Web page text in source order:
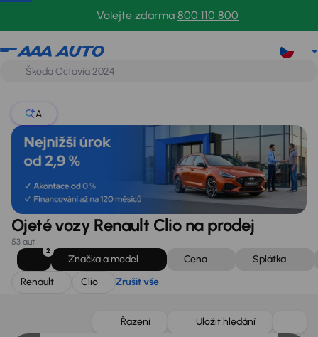
Volejte zdarma 800 110 800
Renault
AI
Ojeté vozy Renault Clio na prodej
53 aut
2
Značka a model Cena
Splátka
Renault
Clio Zrušit vše
Řazení Uložit hledání
Zlevněno o 10 000 Kč